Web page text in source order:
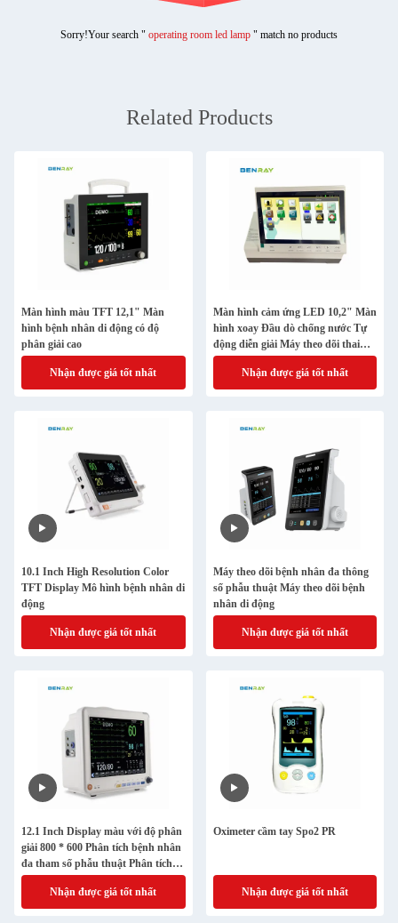
Sorry!Your search " operating room led lamp " match no products
Related Products
Màn hình màu TFT 12,1" Màn
hình bệnh nhân di động có độ
phân giải cao
Nhận được giá tốt nhất
Màn hình cảm ứng LED 10,2" Màn
hình xoay Đầu dò chống nước Tự
động diễn giải Máy theo dõi thai
nhi
Nhận được giá tốt nhất
10.1 Inch High Resolution Color
TFT Display Mô hình bệnh nhân di
động
Nhận được giá tốt nhất
Máy theo dõi bệnh nhân đa thông
số phẫu thuật Máy theo dõi bệnh
nhân di động
Nhận được giá tốt nhất
12.1 Inch Display màu với độ phân
giải 800 * 600 Phân tích bệnh nhân
đa tham số phẫu thuật Phân tích
bệnh nhân di động
Nhận được giá tốt nhất
Oximeter cầm tay Spo2 PR
Nhận được giá tốt nhất